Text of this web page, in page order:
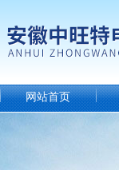
网站首页